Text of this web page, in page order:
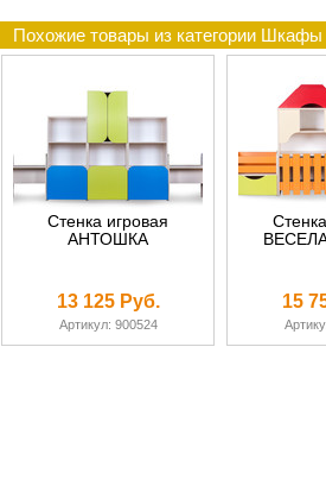
Похожие товары из категории
Стенка игровая
АНТОШКА
13 125 Руб.
Артикул: 900524
15